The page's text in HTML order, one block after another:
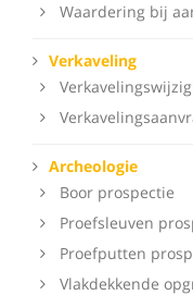
Waardering bij
Verkaveling
Archeologie
Boor prospectie
Proefsleuven
Proefputten
Vlakdekkende